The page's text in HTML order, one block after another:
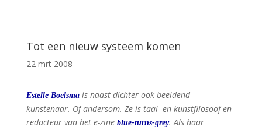
Tot een nieuw systeem komen
22 mrt 2008
Estelle Boelsmais naast dichter ook beeldend
kunstenaar. Of andersom. Ze is taal- en kunstfilosoof en
redacteur van het e-zine blue-turns-grey. Als haar